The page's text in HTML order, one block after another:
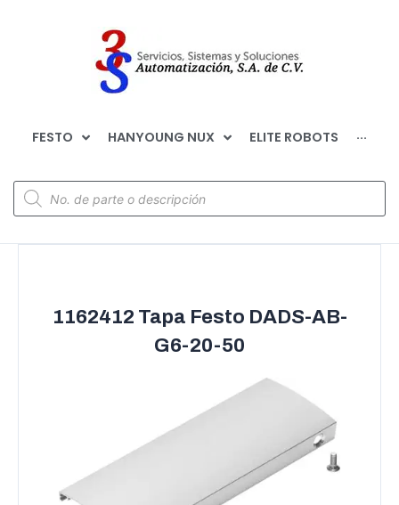
FESTO HANYOUNG NUX ELITE ROBOTS ···
1162412 Tapa Festo DADS-AB-
G6-20-50